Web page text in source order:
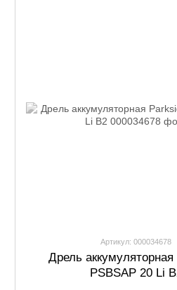
Артикул: 000034678
Дрель
PSBSAP 20 Li